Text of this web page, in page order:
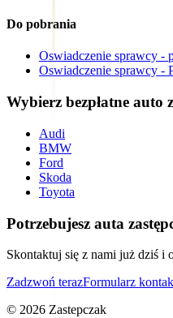
Do pobrania
Oswiadczenie sprawcy -
Oswiadczenie sprawcy -
Wybierz bezpłatne auto
Audi
BMW
Ford
Skoda
Toyota
Potrzebujesz auta
Skontaktuj się z nami już dziś i
Zadzwoń terazFormularz
© 2026 Zastepczak